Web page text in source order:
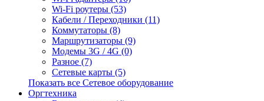
Wi-Fi роутеры (53)
Кабели / Переходники (11)
Коммутаторы (8)
Маршрутизаторы (9)
Модемы 3G / 4G (0)
Разное (7)
Сетевые карты (5)
Показать все Сетевое оборудование
Оргтехника